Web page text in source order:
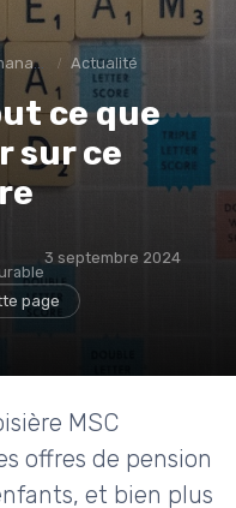
Actualité
ce que
sur ce
3 septembre 2024
page
MSC
offres de pension
et bien plus